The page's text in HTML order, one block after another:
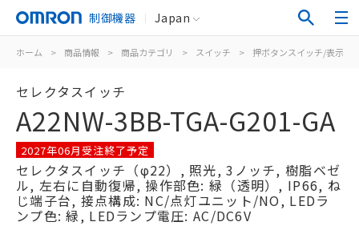
制御機器 Japan
ホーム > 商品情報 > 商品カテゴリ > スイッチ > 押ボタンスイッチ/表示灯
セレクタスイッチ
A22NW-3BB-TGA-G201-GA
2027年06月受注終了予定
セレクタスイッチ（φ22）, 照光, 3ノッチ, 樹脂ベゼ
ル, 左右に自動復帰, 操作部色: 緑（透明）, IP66, ね
じ端子台, 接点構成: NC/点灯ユニット/NO, LEDラ
ンプ色: 緑, LEDランプ電圧: AC/DC6V